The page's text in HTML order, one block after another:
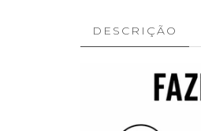
DESCRIÇÃO